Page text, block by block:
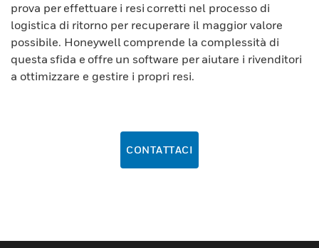
prova per effettuare i resi corretti nel processo di
logistica di ritorno per recuperare il maggior valore
possibile. Honeywell comprende la complessità di
questa sfida e offre un software per aiutare i rivenditori
a ottimizzare e gestire i propri resi.
CONTATTACI